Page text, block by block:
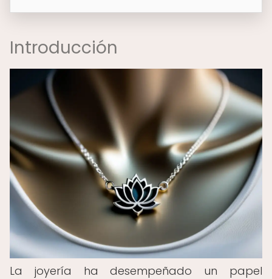
Introducción
La joyería ha desempeñado un papel